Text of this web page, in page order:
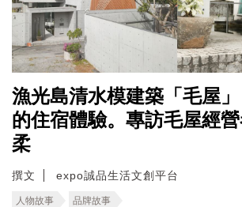
漁光島清水模建築「毛屋
的住宿體驗。專訪毛屋經
柔
撰文 expo誠品生活文創平台
人物故事 品牌故事